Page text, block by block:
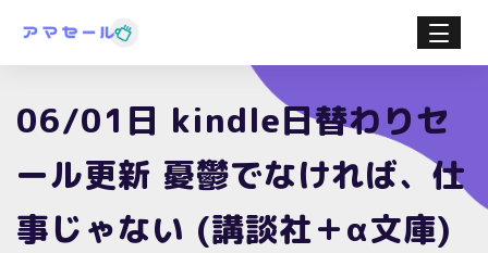
06/01日 kindle日替わりセ
ール更新 憂鬱でなければ、仕
事じゃない (講談社＋α文庫)